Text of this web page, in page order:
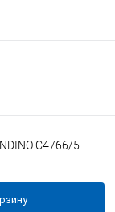
C4766/5